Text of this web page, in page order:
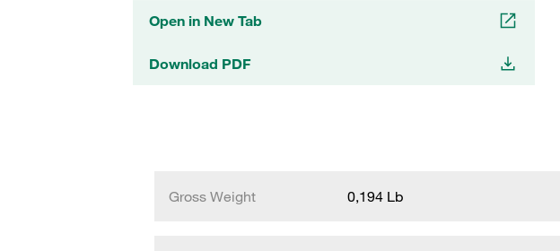
Open in New Tab
Download PDF
Gross Weight 0,194 Lb